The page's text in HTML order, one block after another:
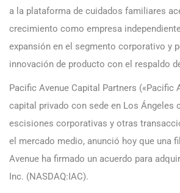
a la plataforma de cuidados familiares
crecimiento como empresa
expansión en el segmento corporativo y
innovación de producto con el respaldo
Pacific Avenue Capital Partners («Pacific
capital privado con sede en Los Ángeles
escisiones corporativas y otras
el mercado medio, anunció hoy que una
Avenue ha firmado un acuerdo para
Inc. (NASDAQ:IAC).